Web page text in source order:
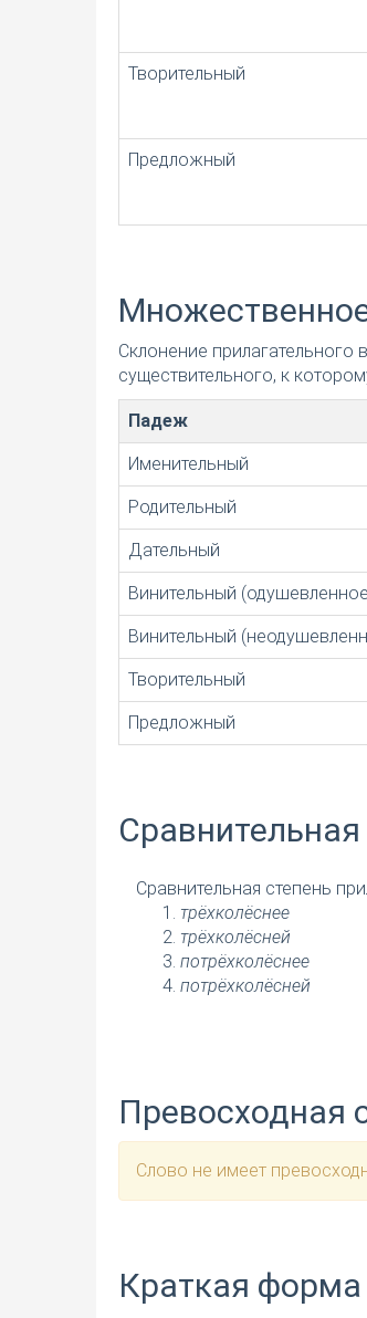
Творительный
Предложный
Склонение
существительного, к
Падеж
Именительный
Родительный
Дательный
Винительный
Винительный
Творительный
Предложный
Сравнительная
Сравнительная степень
трёхколёснее
трёхколёсней
потрёхколёснее
потрёхколёсней
Превосходная
Слово не имеет
Краткая форма